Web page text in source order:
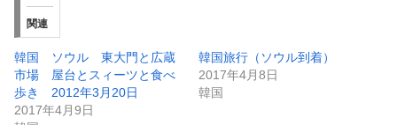
関連
韓国 ソウル 東大門と広蔵
市場 屋台とスィーツと食べ
歩き 2012年3月20日
2017年4月9日
韓国旅行（ソウル到着）
2017年4月8日
韓国